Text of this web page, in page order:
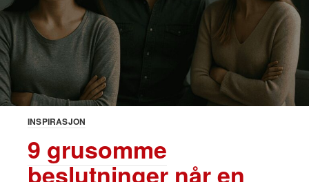
INSPIRASJON
9 grusomme
beslutninger når en